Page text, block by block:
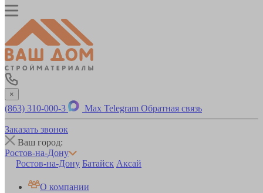
×
(863) 310-000-3 Max Telegram Обратная связь
Заказать звонок
Ваш город:
Ростов-на-Дону
Ростов-на-Дону Батайск Аксай
О компании